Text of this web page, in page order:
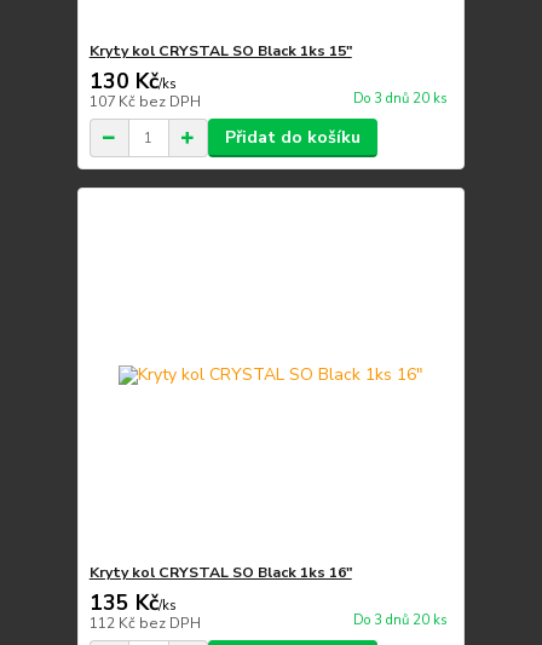
Kryty kol CRYSTAL SO Black 1ks 15"
130 Kč/ks
107 Kč bez DPH Do 3 dnů 20 ks
Přidat do košíku
Kryty kol CRYSTAL SO Black 1ks 16"
135 Kč/ks
112 Kč bez DPH Do 3 dnů 20 ks